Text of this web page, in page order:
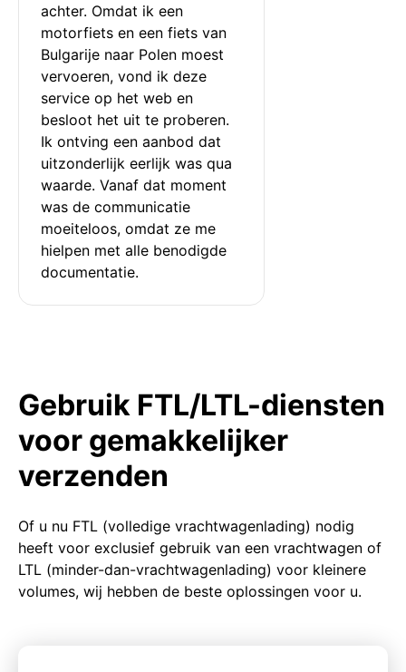
achter. Omdat ik een
motorfiets en een fiets van
Bulgarije naar Polen moest
vervoeren, vond ik deze
service op het web en
besloot het uit te proberen.
Ik ontving een aanbod dat
uitzonderlijk eerlijk was qua
waarde. Vanaf dat moment
was de communicatie
moeiteloos, omdat ze me
hielpen met alle benodigde
documentatie.
Gebruik FTL/LTL-diensten
voor gemakkelijker
verzenden
Of u nu FTL (volledige vrachtwagenlading) nodig
heeft voor exclusief gebruik van een vrachtwagen of
LTL (minder-dan-vrachtwagenlading) voor kleinere
volumes, wij hebben de beste oplossingen voor u.